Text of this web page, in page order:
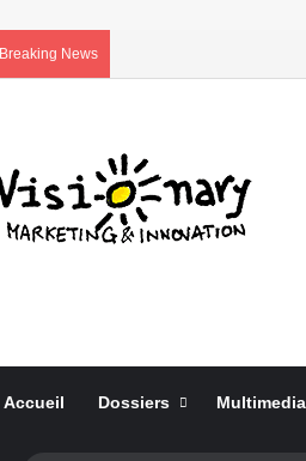
Breaking News
Accueil Dossiers Multimedia